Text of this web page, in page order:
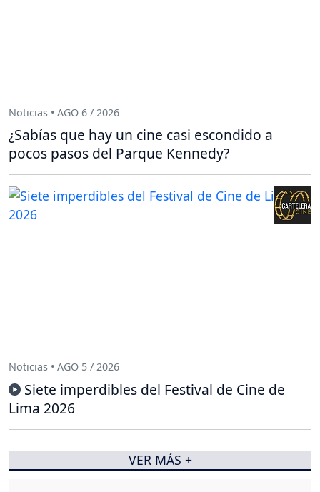
Noticias • AGO 6 / 2026
¿Sabías que hay un cine casi escondido a
pocos pasos del Parque Kennedy?
Noticias • AGO 5 / 2026
Siete imperdibles del Festival de Cine de
Lima 2026
VER MÁS +